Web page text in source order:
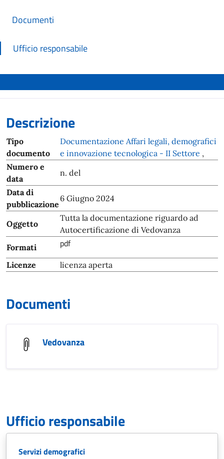
Documenti
Ufficio responsabile
Descrizione
Tipo
documento
Documentazione Affari legali, demografici
e innovazione tecnologica - II Settore ,
Numero e
data
n. del
Data di
pubblicazione
6 Giugno 2024
Oggetto
Tutta la documentazione riguardo ad
Autocertificazione di Vedovanza
Formati
pdf
Licenze licenza aperta
Documenti
Vedovanza
Ufficio responsabile
Servizi demografici